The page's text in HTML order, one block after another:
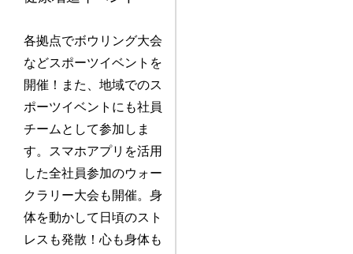
各拠点でボウリング大会
などスポーツイベントを
開催！また、地域でのス
ポーツイベントにも社員
チームとして参加しま
す。スマホアプリを活用
した全社員参加のウォー
クラリー大会も開催。身
体を動かして日頃のスト
レスも発散！心も身体も